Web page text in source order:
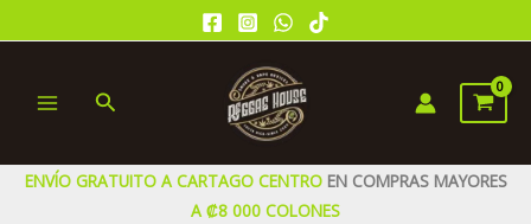
al
MENU
Buscar
ENVÍO GRATUITO A CARTAGO CENTRO EN COMPRAS MAYORES
A ₡8 000 COLONES